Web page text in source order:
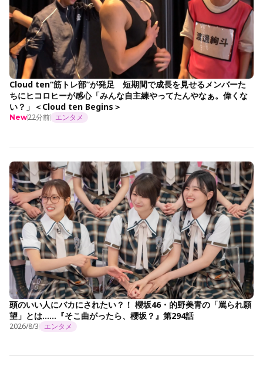
Cloud ten“筋トレ部”が発足 短期間で成長を見せるメンバーた
ちにヒコロヒーが感心「みんな自主練やってたんやなぁ。偉くな
い？」＜Cloud ten Begins＞
New22分前 エンタメ
頭のいい人にバカにされたい？！ 櫻坂46・的野美青の「罵られ願
望」とは……『そこ曲がったら、櫻坂？』第294話
2026/8/3 エンタメ